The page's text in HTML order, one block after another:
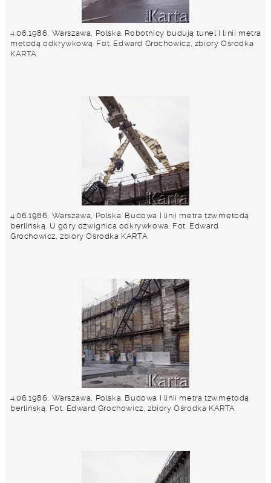
4.06.1986, Warszawa, Polska. Robotnicy budują tunel I linii metra
metodą odkrywkową. Fot. Edward Grochowicz, zbiory Ośrodka
KARTA
4.06.1986, Warszawa, Polska. Budowa I linii metra tzw.metodą
berlińską. U góry dżwignica odkrywkowa. Fot. Edward
Grochowicz, zbiory Ośrodka KARTA
4.06.1986, Warszawa, Polska. Budowa I linii metra tzw.metodą
berlińską. Fot. Edward Grochowicz, zbiory Ośrodka KARTA